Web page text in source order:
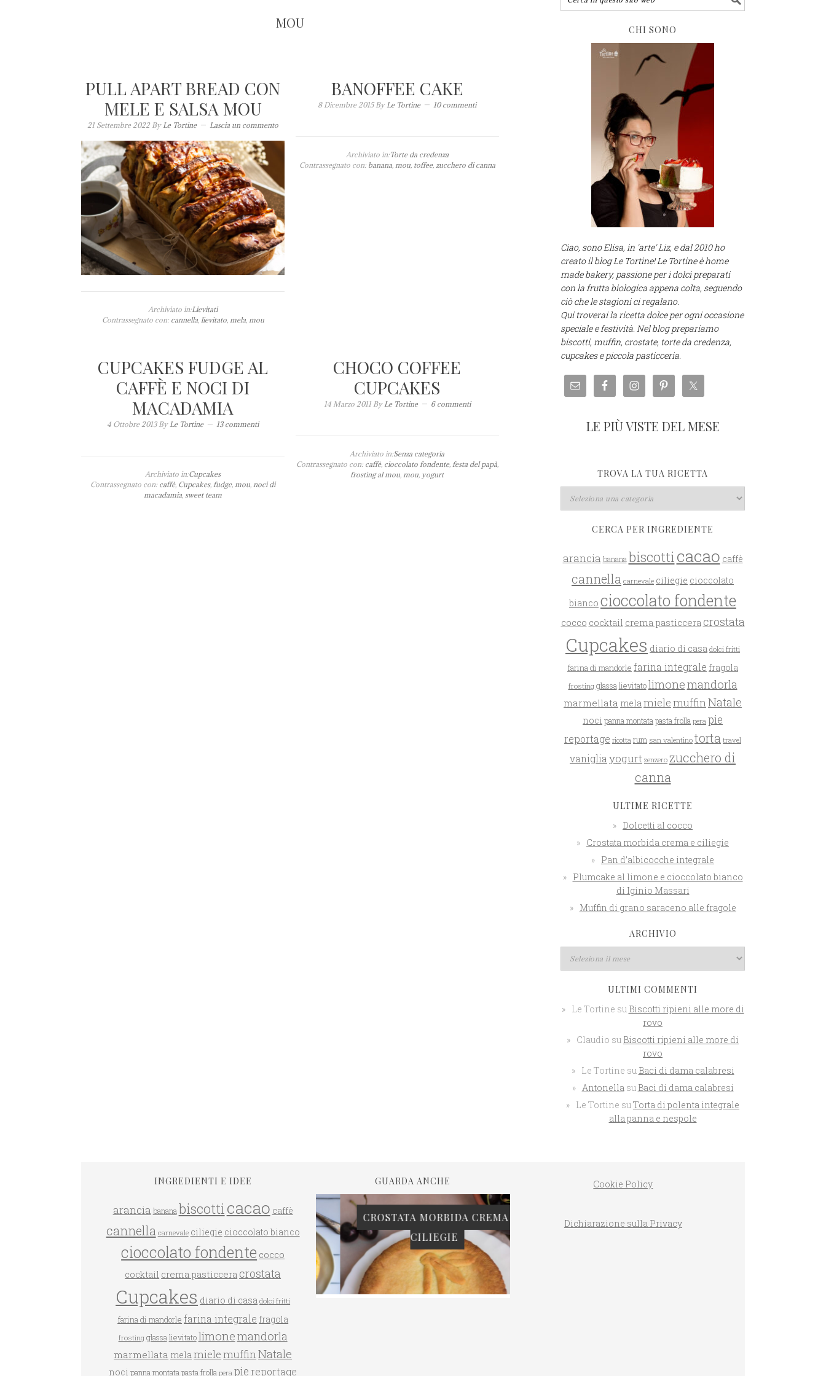
MOU
PULL APART BREAD CON
MELE E SALSA MOU
21 Settembre 2022ByLe Tortine Lascia un commento
Archiviato in:Lievitati
Contrassegnato con: cannella, lievitato, mela, mou
BANOFFEE CAKE
8 Dicembre 2015ByLe Tortine 10 commenti
Archiviato in:Torte da credenza
Contrassegnato con: banana, mou, toffee, zucchero di canna
CUPCAKES FUDGE AL
CAFFÈ E NOCI DI
MACADAMIA
4 Ottobre 2013ByLe Tortine 13 commenti
Archiviato in:Cupcakes
Contrassegnato con: caffè, Cupcakes,fudge,mou,noci di
macadamia,sweet team
CHOCO COFFEE
CUPCAKES
14 Marzo 2011ByLe Tortine 6 commenti
Archiviato in:Senza categoria
Contrassegnato con: caffè, cioccolato fondente, festa del papà,
frosting al mou,mou, yogurt
CHI SONO
Ciao, sono Elisa, in 'arte' Liz, e dal 2010 ho
creato il blog Le Tortine! Le Tortine è home
made bakery, passione per i dolci preparati
con la frutta biologica appena colta, seguendo
ciò che le stagioni ci regalano.
Qui troverai la ricetta dolce per ogni occasione
speciale e festività. Nel blog prepariamo
biscotti, muffin, crostate, torte da credenza,
cupcakes e piccola pasticceria.
LE PIÙ VISTE DEL MESE
TROVA LA TUA RICETTA
CERCA PER INGREDIENTE
arancia banana biscotticacao caffè
cannella carnevale ciliegie cioccolato
bianco cioccolato fondente
cocco cocktail crema pasticcera crostata
Cupcakes diario di casa dolci fritti
farina di mandorle farina integrale fragola
frosting glassa lievitato limonemandorla
marmellata melamielemuffin Natale
noci panna montata pasta frolla pera pie
reportage ricotta rum san valentino torta travel
vaniglia yogurt zenzero zucchero di
canna
ULTIME RICETTE
Dolcetti al cocco
Crostata morbida crema e ciliegie
Pan d’albicocche integrale
Plumcake al limone e cioccolato bianco
di Iginio Massari
Muffin di grano saraceno alle fragole
ARCHIVIO
ULTIMI COMMENTI
Le Tortine su Biscotti ripieni alle more di
rovo
Claudio su Biscotti ripieni alle more di
rovo
Le Tortine su Baci di dama calabresi
Antonellasu Baci di dama calabresi
Le Tortine suTorta di polenta integrale
alla panna e nespole
INGREDIENTI E IDEE
arancia banana biscotticacao caffè
cannella carnevale ciliegie cioccolato bianco
cioccolato fondente cocco
cocktail crema pasticcera crostata
Cupcakes diario di casa dolci fritti
farina di mandorle farina integrale fragola
frosting glassa lievitato limonemandorla
marmellata melamielemuffin Natale
noci panna montata pasta frolla pera pie reportage
GUARDA ANCHE
SARACENO ALLE
DOLCETTI AL COCCO
CROSTATA MORBIDA CREMA E
CILIEGIE
Cookie Policy
Dichiarazione sulla Privacy